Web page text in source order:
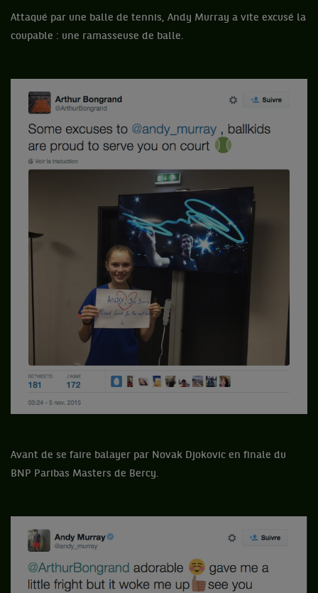
Attaqué par une balle de tennis, Andy Murray a vite excusé la
coupable : une ramasseuse de balle.
Avant de se faire balayer par Novak Djokovic en finale du
BNP Paribas Masters de Bercy.